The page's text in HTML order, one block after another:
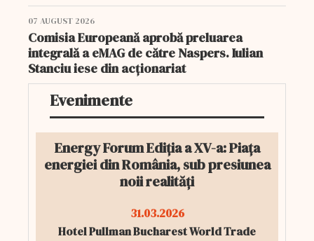
07 AUGUST 2026
Comisia Europeană aprobă preluarea
integrală a eMAG de către Naspers. Iulian
Stanciu iese din acționariat
Evenimente
Energy Forum Ediția a XV-a: Piața
energiei din România, sub presiunea
noii realități
31.03.2026
Hotel Pullman Bucharest World Trade